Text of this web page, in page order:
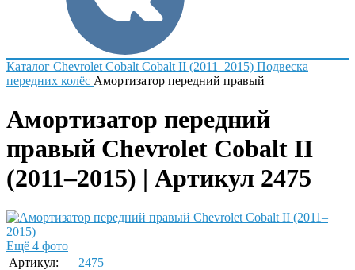
Каталог Chevrolet Cobalt Cobalt II (2011–2015) Подвеска
передних колёс Амортизатор передний правый
Амортизатор передний
правый Chevrolet Cobalt II
(2011–2015) | Артикул 2475
Ещё 4 фото
Артикул:
2475